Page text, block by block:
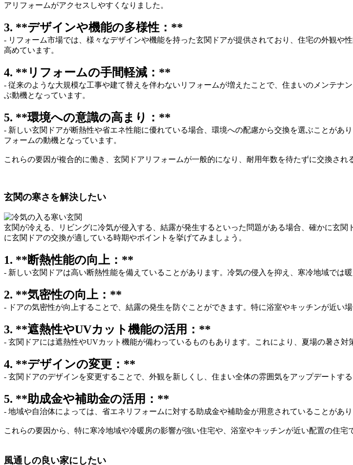
アリフォームがアクセスしやすくなりました。
3. **デザインや機能の多様性：**
- リフォーム市場では、様々なデザインや機能を持った玄関ドアが提供されており、住宅の外観
高めています。
4. **リフォームの手間軽減：**
- 従来のような大規模な工事や建て替えを伴わないリフォームが増えたことで、住まいのメンテ
ぶ動機となっています。
5. **環境への意識の高まり：**
- 新しい玄関ドアが断熱性や省エネ性能に優れている場合、環境への配慮から交換を選ぶことがあ
フォームの動機となっています。
これらの要因が複合的に働き、玄関ドアリフォームが一般的になり、耐用年数を待たずに交換され
玄関の寒さを解決したい
玄関が冷える、リビングに冷気が侵入する、結露が発生するといった問題がある場合、確かに玄
に玄関ドアの交換が適している時期やポイントを挙げてみましょう。
1. **断熱性能の向上：**
- 新しい玄関ドアは高い断熱性能を備えていることがあります。冷気の侵入を抑え、寒冷地域では
2. **気密性の向上：**
- ドアの気密性が向上することで、結露の発生を防ぐことができます。特に浴室やキッチンが近い
3. **遮熱性やUVカット機能の活用：**
- 玄関ドアには遮熱性やUVカット機能が備わっているものもあります。これにより、夏場の暑さ対
4. **デザインの変更：**
- 玄関ドアのデザインを変更することで、外観を新しくし、住まい全体の雰囲気をアップデートする
5. **助成金や補助金の活用：**
- 地域や自治体によっては、省エネリフォームに対する助成金や補助金が用意されていることがあ
これらの要因から、特に寒冷地域や冷暖房の影響が強い住宅や、浴室やキッチンが近い配置の住
風通しの良い家にしたい